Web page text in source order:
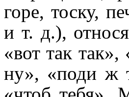
горе, тоску,
и т. д.),
«вот так
ну», «поди ж